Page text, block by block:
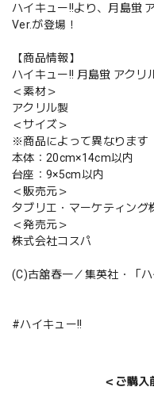
ハイキュー!!より、月島蛍
Ver.が登場！
【商品情報】
ハイキュー!! 月島蛍 アクリ
＜素材＞
アクリル製
＜サイズ＞
※商品によって異なります
本体：20cm×14cm以内
台座：9×5cm以内
＜販売元＞
タブリエ・マーケティング
＜発売元＞
株式会社コスパ
(C)古舘春一／集英社・「
#ハイキュー!!
＜ご購入